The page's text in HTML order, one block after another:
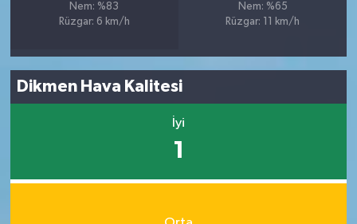
Nem: %83
Rüzgar: 6 km/h
Nem: %65
Rüzgar: 11 km/h
Dikmen Hava Kalitesi
İyi
1